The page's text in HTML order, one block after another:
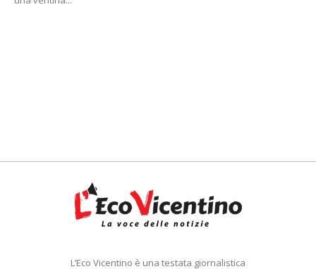
L’Eco Vicentino è una testata giornalistica